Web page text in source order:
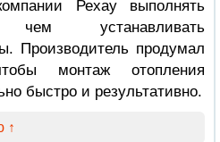
Рехау выполнять
устанавливать
Производитель продумал
монтаж отопления
быстро и результативно.
↑